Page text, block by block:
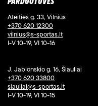
Ateities g. 33, Vilnius
+370 620 12300
vilnius@s-sportas.lt
I-V 10-19, VI 10-16
J. Jablonskio g. 16, Šiauliai
+370 620 33800
siauliai@s-sportas.lt
I-V 10-19, VI 10-15